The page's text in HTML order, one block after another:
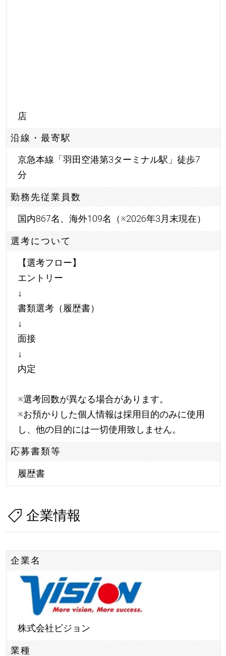
店
沿線・最寄駅
京急本線「羽田空港第3ターミナル駅」徒歩7
分
勤務先従業員数
国内867名、海外109名（※2026年3月末現在）
選考について
【選考フロー】
エントリー
↓
書類選考（履歴書）
↓
面接
↓
内定
※選考回数が異なる場合があります。
※お預かりした個人情報は採用目的のみに使用
し、他の目的には一切使用致しません。
応募書類等
履歴書
企業情報
企業名
株式会社ビジョン
業種